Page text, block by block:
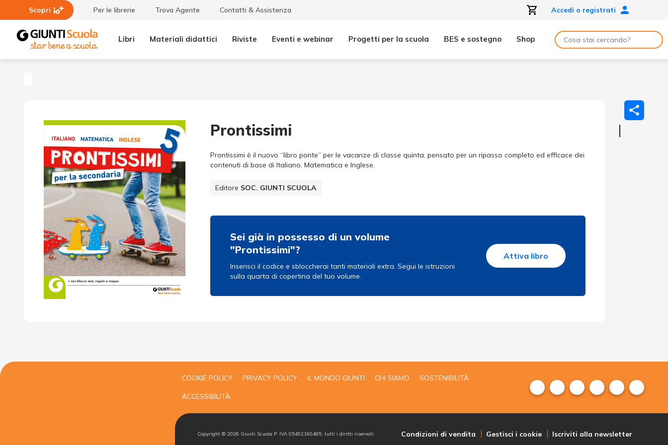
Scopri Per le librerie Trova Agente Contatti & Assistenza Accedi o registrati
Libri Materiali didattici Riviste Eventi e webinar Progetti per la scuola BES e sostegno Shop
Prontissimi
Prontissimi è il nuovo “libro ponte” per le vacanze di classe quinta, pensato per un ripasso completo ed efficace dei
contenuti di base di Italiano, Matematica e Inglese.
Editore SOC. GIUNTI SCUOLA
Sei già in possesso di un volume
"Prontissimi"?
Inserisci il codice e sbloccherai tanti materiali extra. Segui le istruzioni
sulla quarta di copertina del tuo volume.
Attiva libro
COOKIE POLICY PRIVACY POLICY IL MONDO GIUNTI CHI SIAMO SOSTENIBILITÀ
ACCESSIBILITÀ
Copyright © 2026 Giunti Scuola P. IVA 05492160485, tutti i diritti riservati Condizioni di vendita Gestisci i cookie Iscriviti alla newsletter